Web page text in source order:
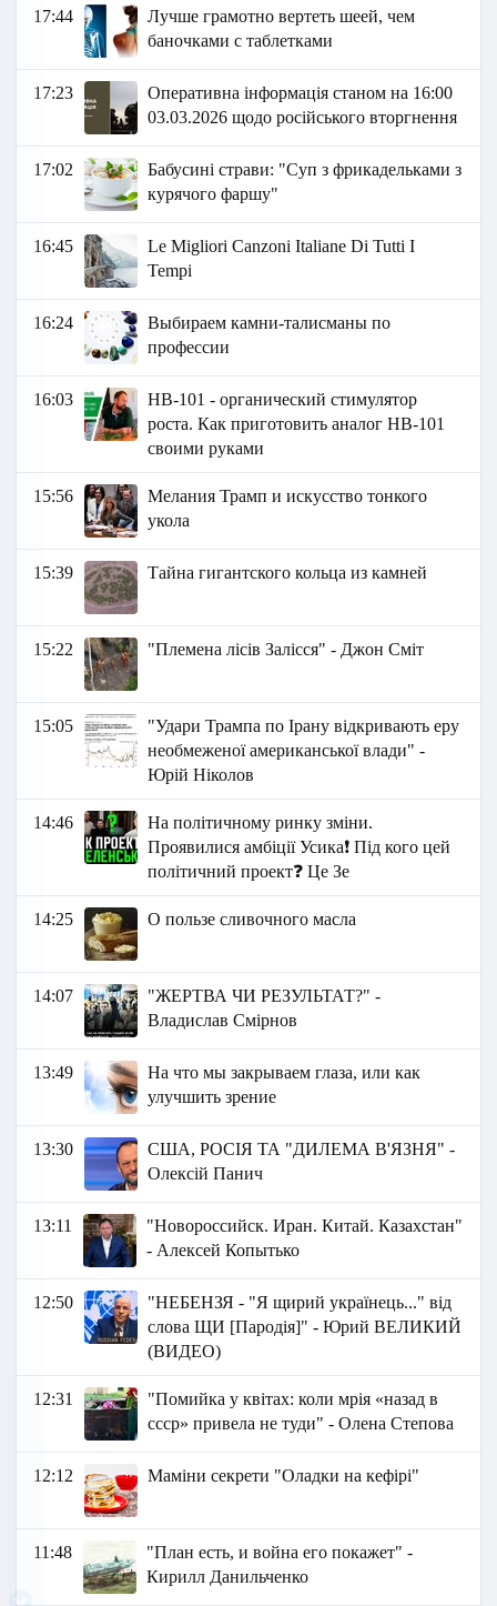
17:44
Лучше грамотно вертеть шеей, чем
баночками с таблетками
17:23
Оперативна інформація станом на 16:00
03.03.2026 щодо російського вторгнення
17:02
Бабусині страви: "Суп з фрикадельками з
курячого фаршу"
16:45
Le Migliori Canzoni Italiane Di Tutti I
Tempi
16:24
Выбираем камни-талисманы по
профессии
16:03
НВ-101 - органический стимулятор
роста. Как приготовить аналог HB-101
своими руками
15:56
Мелания Трамп и искусство тонкого
укола
15:39 Тайна гигантского кольца из камней
15:22 "Племена лісів Залісся" - Джон Сміт
15:05
"Удари Трампа по Ірану відкривають еру
необмеженої американської влади" -
Юрій Ніколов
14:46
На політичному ринку зміни.
Проявилися амбіції Усика❗ Під кого цей
політичний проект❓ Це Зе
14:25 О пользе сливочного масла
14:07
"ЖЕРТВА ЧИ РЕЗУЛЬТАТ?" -
Владислав Смірнов
13:49
На что мы закрываем глаза, или как
улучшить зрение
13:30
США, РОСІЯ ТА "ДИЛЕМА В'ЯЗНЯ" -
Олексій Панич
13:11
"Новороссийск. Иран. Китай. Казахстан"
- Алексей Копытько
12:50
"НЕБЕНЗЯ - "Я щирий українець..." від
слова ЩИ [Пародія]" - Юрий ВЕЛИКИЙ
(ВИДЕО)
12:31
"Помийка у квітах: коли мрія «назад в
ссср» привела не туди" - Олена Степова
12:12 Маміни секрети "Оладки на кефірі"
11:48
"План есть, и война его покажет" -
Кирилл Данильченко